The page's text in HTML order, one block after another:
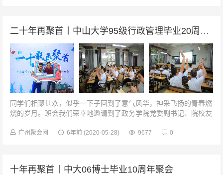
二十年再聚首丨中山大学95级行政管理毕业20周年聚会
同学们相聚甚欢，似乎一下子回到了意气风华，神采飞扬的青春燃
烧的岁月。班会我们荣幸地邀请到了政务学院党委副书记、院校友
会。饮水思源，不忘老师恩...
广州聚会网 6年前 (2020-05-28) 9677 0
十年再聚首丨中大06博士毕业10周年聚会